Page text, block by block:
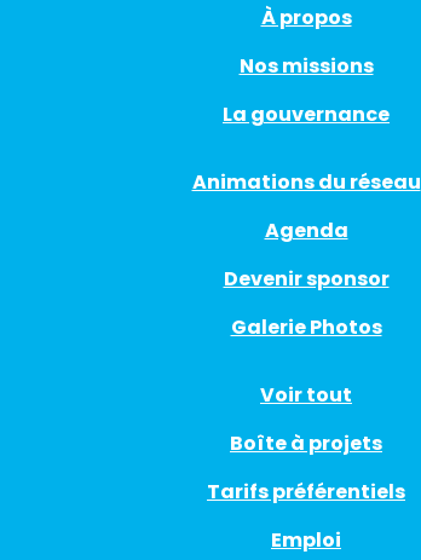
À propos
Nos missions
La gouvernance
Animations du réseau
Agenda
Devenir sponsor
Galerie Photos
Voir tout
Boîte à projets
Tarifs préférentiels
Emploi